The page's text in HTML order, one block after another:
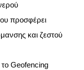
προσφέρει
και ζεστού
Geofencing